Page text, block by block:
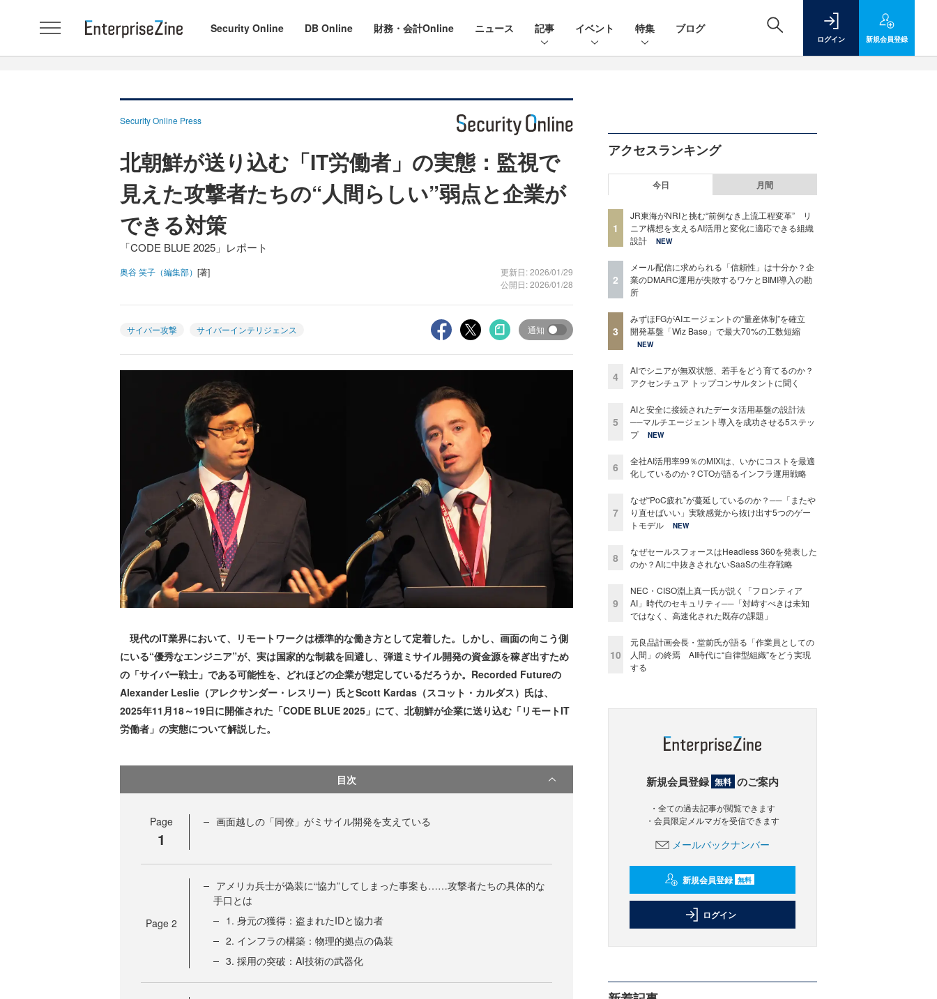
Security Online DB Online 財務・会計Online ニュース 記事 イベント 特集 ブログ
ログイン 新規会員登録
Security Online Press
北朝鮮が送り込む「IT労働者」の実態：監視で
見えた攻撃者たちの“人間らしい”弱点と企業が
できる対策
「CODE BLUE 2025」レポート
奥谷 笑子（編集部） [著]
更新日: 2026/01/29
公開日: 2026/01/28
サイバー攻撃 サイバーインテリジェンス 通知
現代のIT業界において、リモートワークは標準的な働き方として定着した。しかし、画面の向こう側
にいる“優秀なエンジニア”が、実は国家的な制裁を回避し、弾道ミサイル開発の資金源を稼ぎ出すため
の「サイバー戦士」である可能性を、どれほどの企業が想定しているだろうか。Recorded Futureの
Alexander Leslie（アレクサンダー・レスリー）氏とScott Kardas（スコット・カルダス）氏は、
2025年11月18～19日に開催された「CODE BLUE 2025」にて、北朝鮮が企業に送り込む「リモートIT
労働者」の実態について解説した。
目次
Page
1
画面越しの「同僚」がミサイル開発を支えている
Page 2
アメリカ兵士が偽装に“協力”してしまった事案も……攻撃者たちの具体的な
手口とは
1. 身元の獲得：盗まれたIDと協力者
2. インフラの構築：物理的拠点の偽装
3. 採用の突破：AI技術の武器化
アクセスランキング
今日 月間
1
JR東海がNRIと挑む“前例なき上流工程変革” リ
ニア構想を支えるAI活用と変化に適応できる組織
設計
NEW
2
メール配信に求められる「信頼性」は十分か？企
業のDMARC運用が失敗するワケとBIMI導入の勘
所
3
みずほFGがAIエージェントの“量産体制”を確立
開発基盤「Wiz Base」で最大70%の工数短縮
NEW
4
AIでシニアが無双状態、若手をどう育てるのか？
アクセンチュア トップコンサルタントに聞く
5
AIと安全に接続されたデータ活用基盤の設計法
──マルチエージェント導入を成功させる5ステッ
プ
NEW
6
全社AI活用率99％のMIXIは、いかにコストを最適
化しているのか？CTOが語るインフラ運用戦略
7
なぜ“PoC疲れ”が蔓延しているのか？──「またや
り直せばいい」実験感覚から抜け出す5つのゲー
トモデル
NEW
8
なぜセールスフォースはHeadless 360を発表した
のか？AIに中抜きされないSaaSの生存戦略
9
NEC・CISO淵上真一氏が説く「フロンティア
AI」時代のセキュリティ──「対峙すべきは未知
ではなく、高速化された既存の課題」
10
元良品計画会長・堂前氏が語る「作業員としての
人間」の終焉 AI時代に“自律型組織”をどう実現
する
新規会員登録 無料 のご案内
・全ての過去記事が閲覧できます
・会員限定メルマガを受信できます
メールバックナンバー
新規会員登録 無料
ログイン